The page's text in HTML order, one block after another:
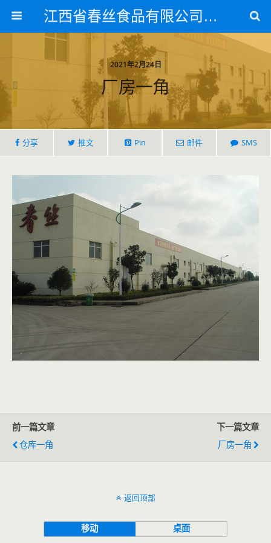
江西省春丝食品有限公司官方网站
2021年2月24日
厂房一角
分享 推文 Pin 邮件 SMS
前一篇文章
仓库一角
下一篇文章
厂房一角
返回顶部
移动 桌面